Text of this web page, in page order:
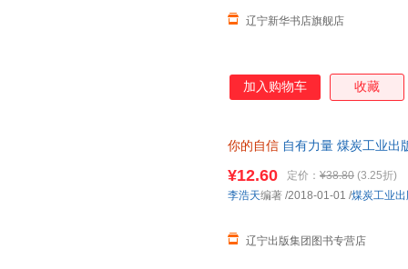
辽宁新华书店旗舰店
加入购物车 收藏
你的自信 自有力量 煤炭工业出
¥12.60 定价： ¥38.80 (3.25折)
辽宁出版集团图书专营店
李浩天编著 /2018-01-01 /煤炭工业